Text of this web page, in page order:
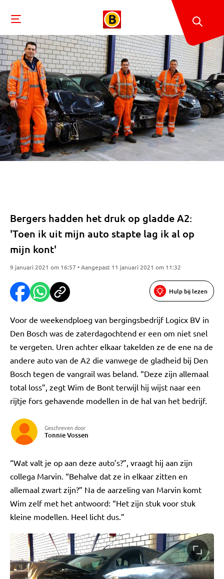
Bergers hadden het druk op gladde A2:
'Toen ik uit mijn auto stapte lag ik al op
mijn kont'
9 januari 2021 om 16:57 • Aangepast 11 januari 2021 om 11:32
Hulp bij lezen
Voor de weekendploeg van bergingsbedrijf Logicx BV in
Den Bosch was de zaterdagochtend er een om niet snel
te vergeten. Uren achter elkaar takelden ze de ene na de
andere auto van de A2 die vanwege de gladheid bij Den
Bosch tegen de vangrail was beland. “Deze zijn allemaal
total loss”, zegt Wim de Bont terwijl hij wijst naar een
rijtje fors gehavende modellen in de hal van het bedrijf.
Geschreven door
Tonnie Vossen
“Wat valt je op aan deze auto’s?”, vraagt hij aan zijn
collega Marvin. “Behalve dat ze in elkaar zitten en
allemaal zwart zijn?” Na de aarzeling van Marvin komt
Wim zelf met het antwoord: “Het zijn stuk voor stuk
kleine modellen. Heel licht dus.”